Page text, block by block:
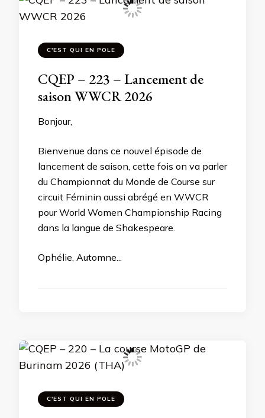
C'EST QUI EN POLE
CQEP – 223 – Lancement de
saison WWCR 2026
Bonjour,
Bienvenue dans ce nouvel épisode de
lancement de saison, cette fois on va parler
du Championnat du Monde de Course sur
circuit Féminin aussi abrégé en WWCR
pour World Women Championship Racing
dans la langue de Shakespeare.
Ophélie, Automne...
C'EST QUI EN POLE